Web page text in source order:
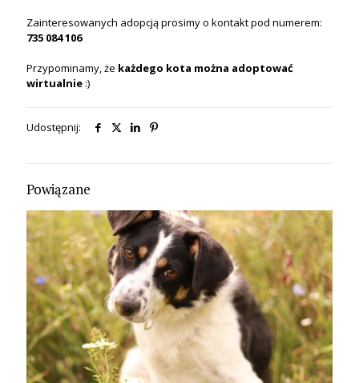
Zainteresowanych adopcją prosimy o kontakt pod numerem:
735 084 106
Przypominamy, że każdego kota można adoptować
wirtualnie :)
Udostępnij:
Powiązane